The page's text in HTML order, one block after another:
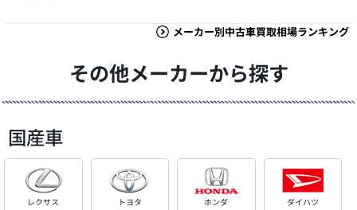
メーカー別中古車買取相場ランキング
その他メーカーから探す
国産車
レクサス トヨタ ホンダ ダイハツ